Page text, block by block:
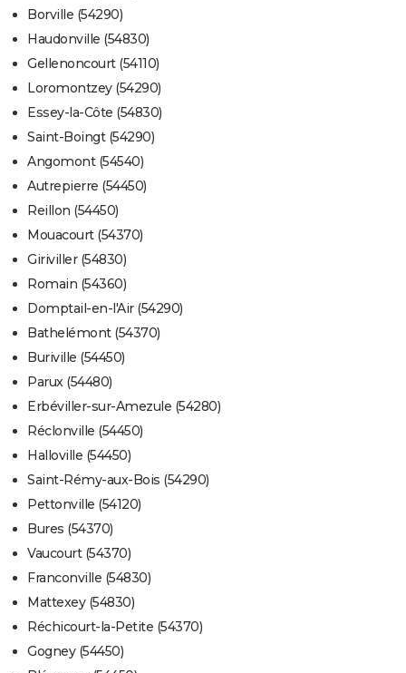
Borville (54290)
Haudonville (54830)
Gellenoncourt (54110)
Loromontzey (54290)
Essey-la-Côte (54830)
Saint-Boingt (54290)
Angomont (54540)
Autrepierre (54450)
Reillon (54450)
Mouacourt (54370)
Giriviller (54830)
Romain (54360)
Domptail-en-l'Air (54290)
Bathelémont (54370)
Buriville (54450)
Parux (54480)
Erbéviller-sur-Amezule (54280)
Réclonville (54450)
Halloville (54450)
Saint-Rémy-aux-Bois (54290)
Pettonville (54120)
Bures (54370)
Vaucourt (54370)
Franconville (54830)
Mattexey (54830)
Réchicourt-la-Petite (54370)
Gogney (54450)